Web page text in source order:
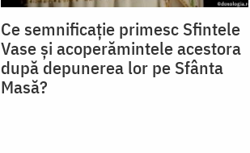
Ce semnificație primesc Sfintele
Vase și acoperămintele acestora
după depunerea lor pe Sfânta
Masă?